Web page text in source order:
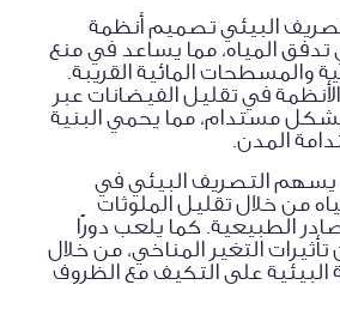
البيئي تصميم أنظمة
المياه، مما يساعد في منع
والمسطحات المائية القريبة.
في تقليل الفيضانات عبر
بشكل مستدام، مما يحمي البنية
المدن.
يسهم التصريف البيئي في
من خلال تقليل الملوثات
الطبيعية. كما يلعب دورًا
التغير المناخي، من خلال
البيئية على التكيف مع الظروف